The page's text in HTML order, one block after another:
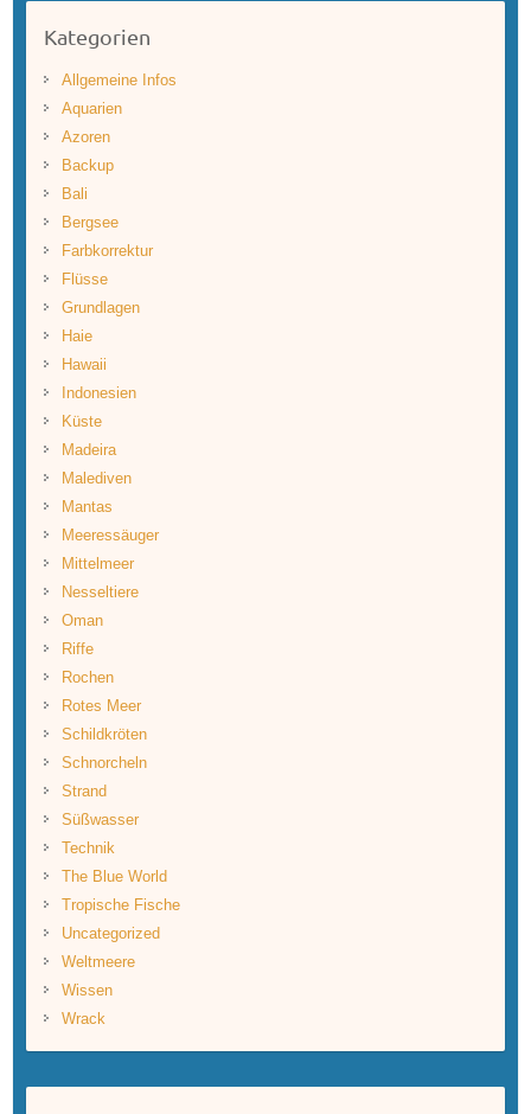
Kategorien
Allgemeine Infos
Aquarien
Azoren
Backup
Bali
Bergsee
Farbkorrektur
Flüsse
Grundlagen
Haie
Hawaii
Indonesien
Küste
Madeira
Malediven
Mantas
Meeressäuger
Mittelmeer
Nesseltiere
Oman
Riffe
Rochen
Rotes Meer
Schildkröten
Schnorcheln
Strand
Süßwasser
Technik
The Blue World
Tropische Fische
Uncategorized
Weltmeere
Wissen
Wrack